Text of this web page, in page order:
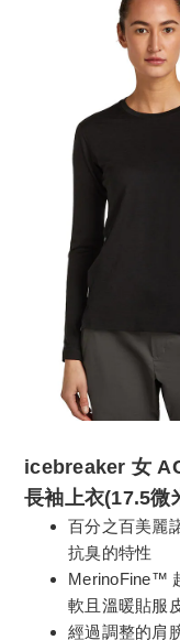
icebreaker 女
長袖上衣(17.5微
百分之百美麗
抗臭的特性
MerinoFine™
軟且溫暖貼服
經過調整的肩